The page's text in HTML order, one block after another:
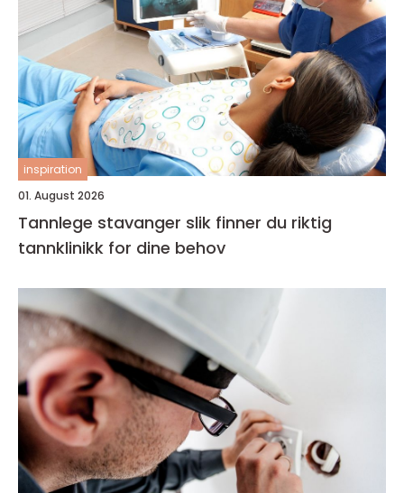
inspiration
01. August 2026
Tannlege stavanger slik finner du riktig
tannklinikk for dine behov